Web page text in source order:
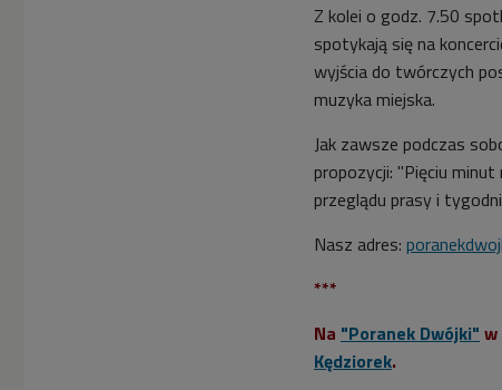
Z kolei o godz. 7.50
spotykają się na
wyjścia do twórczych
muzyka miejska.
Jak zawsze podczas
propozycji: "Pięciu minut
przeglądu prasy i
Nasz adres:
***
Na "Poranek Dwójki" w
Kędziorek.